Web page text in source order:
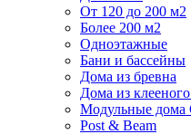
От 120 до 200 м2
Более 200 м2
Одноэтажные
Бани и бассейны
Дома из бревна
Дома из
Модульные
Post & Beam